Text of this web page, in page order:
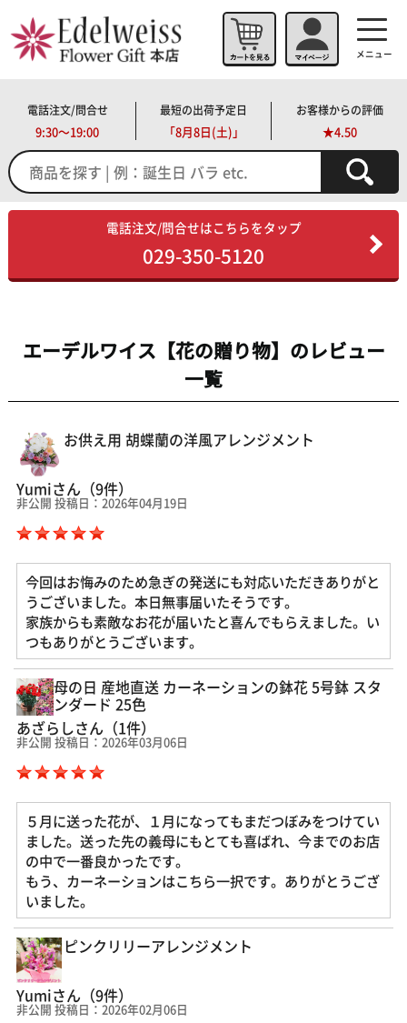
メニュー
電話注文/問合せ
9:30～19:00
最短の出荷予定日
「8月8日(土)」
お客様からの評価
★4.50
電話注文/問合せはこちらをタップ
029-350-5120
エーデルワイス【花の贈り物】のレビュー
一覧
お供え用 胡蝶蘭の洋風アレンジメント
Yumiさん（9件）
非公開 投稿日：2026年04月19日
今回はお悔みのため急ぎの発送にも対応いただきありがと
うございました。本日無事届いたそうです。
家族からも素敵なお花が届いたと喜んでもらえました。い
つもありがとうございます。
母の日 産地直送 カーネーションの鉢花 5号鉢 スタ
ンダード 25色
あざらしさん（1件）
非公開 投稿日：2026年03月06日
５月に送った花が、１月になってもまだつぼみをつけてい
ました。送った先の義母にもとても喜ばれ、今までのお店
の中で一番良かったです。
もう、カーネーションはこちら一択です。ありがとうござ
いました。
ピンクリリーアレンジメント
Yumiさん（9件）
非公開 投稿日：2026年02月06日